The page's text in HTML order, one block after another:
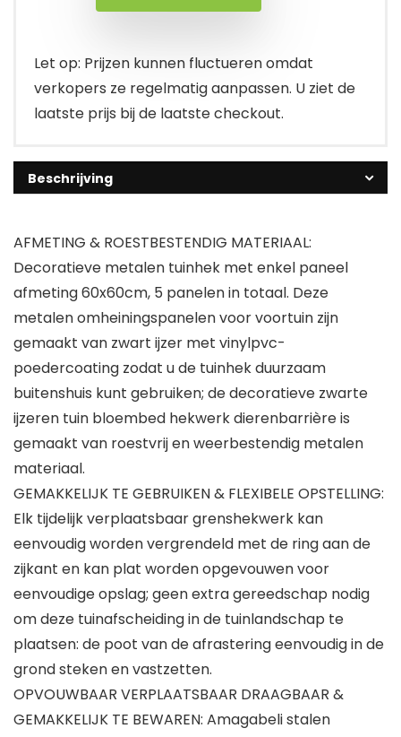
Let op: Prijzen kunnen fluctueren omdat
verkopers ze regelmatig aanpassen. U ziet de
laatste prijs bij de laatste checkout.
Beschrijving
AFMETING & ROESTBESTENDIG MATERIAAL:
Decoratieve metalen tuinhek met enkel paneel
afmeting 60x60cm, 5 panelen in totaal. Deze
metalen omheiningspanelen voor voortuin zijn
gemaakt van zwart ijzer met vinylpvc-
poedercoating zodat u de tuinhek duurzaam
buitenshuis kunt gebruiken; de decoratieve zwarte
ijzeren tuin bloembed hekwerk dierenbarrière is
gemaakt van roestvrij en weerbestendig metalen
materiaal.
GEMAKKELIJK TE GEBRUIKEN & FLEXIBELE OPSTELLING:
Elk tijdelijk verplaatsbaar grenshekwerk kan
eenvoudig worden vergrendeld met de ring aan de
zijkant en kan plat worden opgevouwen voor
eenvoudige opslag; geen extra gereedschap nodig
om deze tuinafscheiding in de tuinlandschap te
plaatsen: de poot van de afrastering eenvoudig in de
grond steken en vastzetten.
OPVOUWBAAR VERPLAATSBAAR DRAAGBAAR &
GEMAKKELIJK TE BEWAREN: Amagabeli stalen